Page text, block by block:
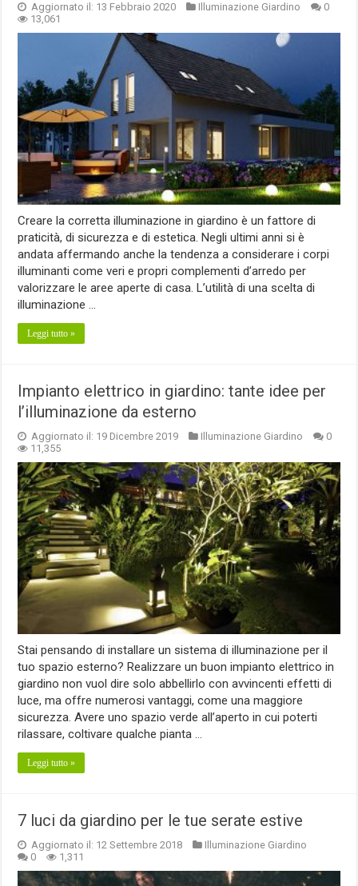
Aggiornato il: 13 Febbraio 2020 Illuminazione Giardino
0
13,061
Creare la corretta illuminazione in giardino è un fattore di
praticità, di sicurezza e di estetica. Negli ultimi anni si è
andata affermando anche la tendenza a considerare i corpi
illuminanti come veri e propri complementi d’arredo per
valorizzare le aree aperte di casa. L’utilità di una scelta di
illuminazione …
Leggi tutto »
Impianto elettrico in giardino: tante idee per
l’illuminazione da esterno
Aggiornato il: 19 Dicembre 2019 Illuminazione Giardino
0
11,355
Stai pensando di installare un sistema di illuminazione per il
tuo spazio esterno? Realizzare un buon impianto elettrico in
giardino non vuol dire solo abbellirlo con avvincenti effetti di
luce, ma offre numerosi vantaggi, come una maggiore
sicurezza. Avere uno spazio verde all’aperto in cui poterti
rilassare, coltivare qualche pianta …
Leggi tutto »
7 luci da giardino per le tue serate estive
Aggiornato il: 12 Settembre 2018
Illuminazione Giardino
0
1,311